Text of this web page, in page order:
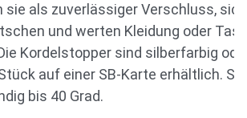
sie als zuverlässiger Verschluss,
und werten Kleidung oder
Kordelstopper sind silberfarbig
auf einer SB-Karte erhältlich.
bis 40 Grad.